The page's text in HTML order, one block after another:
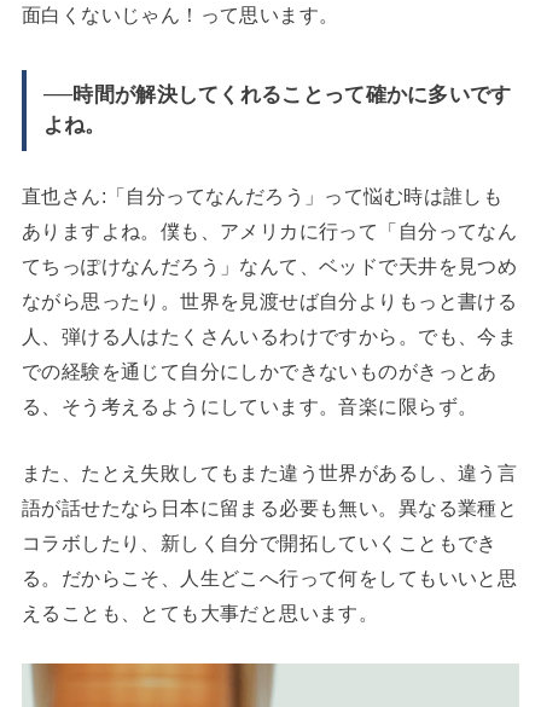
面白くないじゃん！って思います。
──時間が解決してくれることって確かに多いです
よね。
直也さん:「自分ってなんだろう」って悩む時は誰しも
ありますよね。僕も、アメリカに行って「自分ってなん
てちっぽけなんだろう」なんて、ベッドで天井を見つめ
ながら思ったり。世界を見渡せば自分よりもっと書ける
人、弾ける人はたくさんいるわけですから。でも、今ま
での経験を通じて自分にしかできないものがきっとあ
る、そう考えるようにしています。音楽に限らず。
また、たとえ失敗してもまた違う世界があるし、違う言
語が話せたなら日本に留まる必要も無い。異なる業種と
コラボしたり、新しく自分で開拓していくこともでき
る。だからこそ、人生どこへ行って何をしてもいいと思
えることも、とても大事だと思います。